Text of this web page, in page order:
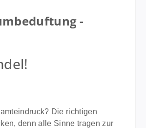
-
Die richtigen
denn alle Sinne tragen zur